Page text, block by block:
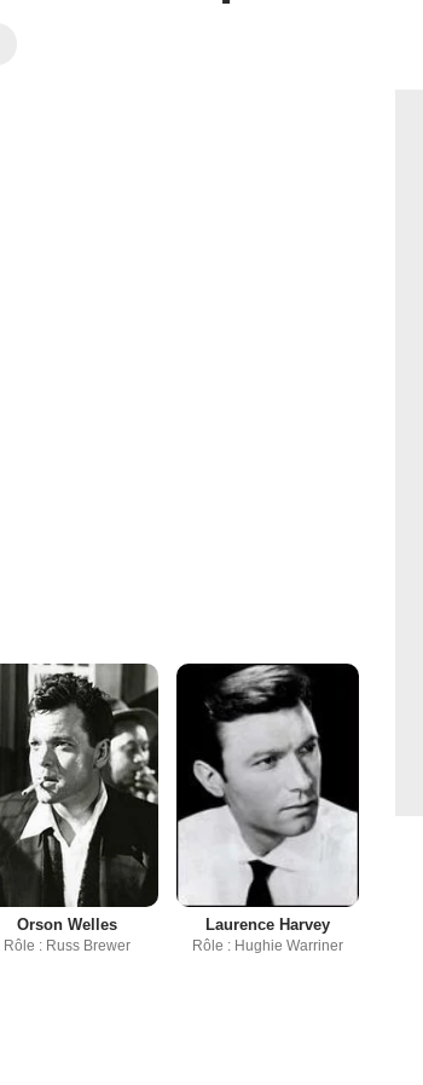
Orson Welles
Rôle : Russ Brewer
Laurence Harvey
Rôle : Hughie Warriner